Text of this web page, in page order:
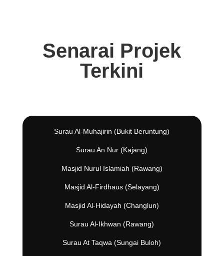
Senarai Projek
Terkini
Surau Al-Muhajirin (Bukit Beruntung)
Surau An Nur (Kajang)
Masjid Nurul Islamiah (Rawang)
Masjid Al-Firdhaus (Selayang)
Masjid Al-Hidayah (Changlun)
Surau Al-Ikhwan (Rawang)
Surau At Taqwa (Sungai Buloh)